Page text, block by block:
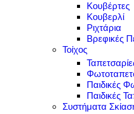
Κουβέρτες
Κουβερλί
Ριχτάρια
Βρεφικές
Τοίχος
Παιδικές
Παιδικές
Συστήματα